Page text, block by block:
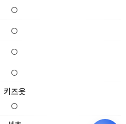
O
O
O
O
키즈옷
O